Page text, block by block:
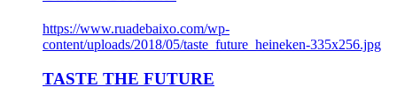
https://www.ruadebaixo.com/wp-
content/uploads/2018/05/taste_future_heineken-335x256.jpg
TASTE THE FUTURE